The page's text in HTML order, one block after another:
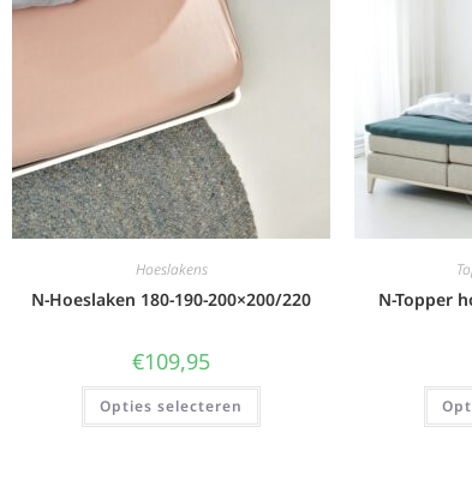
Hoeslakens
N-Hoeslaken 180-190-200×200/220
€109,95
Opties selecteren
N-Topper